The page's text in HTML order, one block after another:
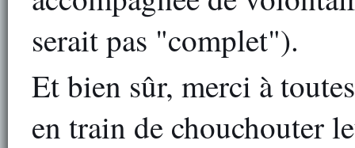
serait pas "complet").
Et bien sûr, merci à
en train de chouchouter